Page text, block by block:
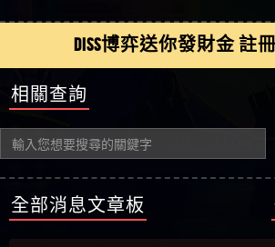
本文教你如何拿回被騙資金
是詐騙 M.L.Edge是詐騙嗎 【M.L.Edge
金 被M.L.Edge詐騙的錢一招拿回
費討回資金賴zg369】Robinhood是詐
不是詐騙 Robinhood是真的嗎 被
麼辦 本文教你如何拿回被騙資金
【其他問題】FLTO詐騙持續收割
資金賴zg369】FLTO是詐騙嗎 FLTO是
真的嗎 被FLTO詐騙的錢怎麼辦 本
被騙資金
【其他問題】 遇詐騙求救賴【
ALYWS詐騙家破人亡 ALYWS是真的嗎
ALYWS是詐騙嗎 （ALYWS）無法出
【其他問題】 一招教你揭秘新型
者免費援助賴zg369）當當詐騙 當
當是真的嗎 當當是詐騙嗎 六旬
利回報被騙的家破人亡
【AVA娛樂城】還會自己做假對
【陳順堪】黑網不出金
【黃伊珊】不推薦爛公司
【陳順堪】星匯娛樂城出金幾次
金
【陳順堪】黑網出金幾次後贏了
【玩運彩】
【asd】唬爛不出金黑網垃圾平台
【蘇俊曄】所以會出金嗎現在也
【侯依揚】廢物喔
DISS博弈送
相關查詢
全部消息文章板